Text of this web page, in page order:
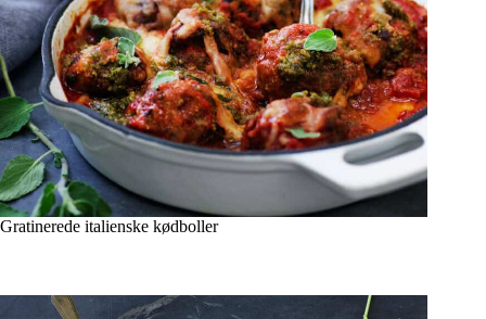
Gratinerede italienske kødboller